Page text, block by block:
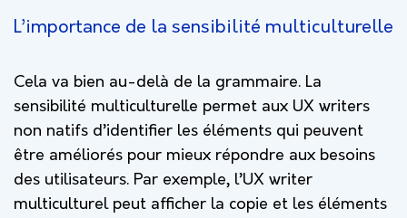
L’importance de la sensibilité multiculturelle
Cela va bien au-delà de la grammaire. La
sensibilité multiculturelle permet aux UX writers
non natifs d’identifier les éléments qui peuvent
être améliorés pour mieux répondre aux besoins
des utilisateurs. Par exemple, l’UX writer
multiculturel peut afficher la copie et les éléments